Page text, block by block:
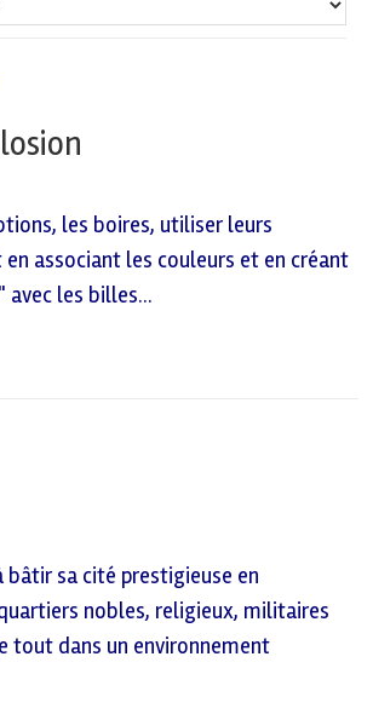
les boires, utiliser leurs
associant les couleurs et en créant
avec les billes...
bâtir sa cité prestigieuse en
nobles, religieux, militaires
tout dans un environnement